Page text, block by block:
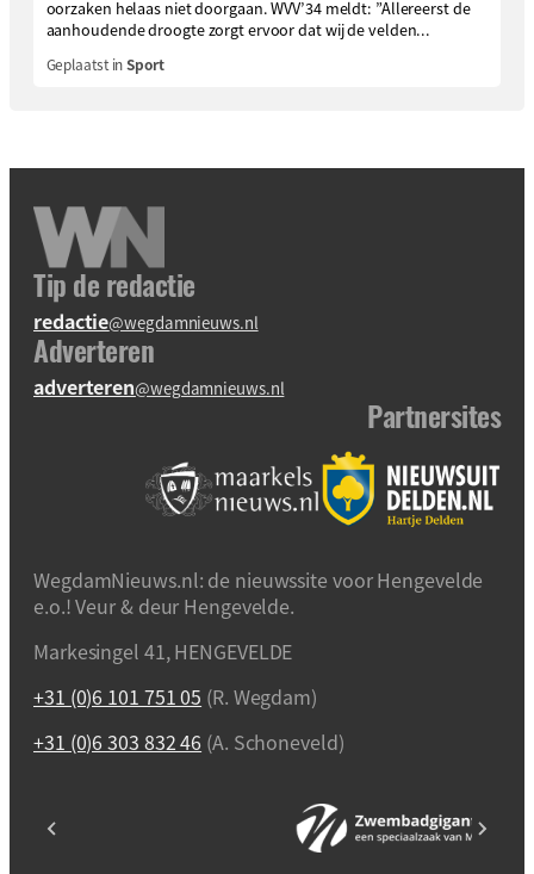
oorzaken helaas niet doorgaan. WVV’34 meldt: ”Allereerst de
aanhoudende droogte zorgt ervoor dat wij de velden...
Geplaatst inSport
Tip de redactie
redactie@wegdamnieuws.nl
Adverteren
adverteren@wegdamnieuws.nl
Partnersites
WegdamNieuws.nl: de nieuwssite voor Hengevelde
e.o.! Veur & deur Hengevelde.
Markesingel 41, HENGEVELDE
+31 (0)6 101 751 05 (R. Wegdam)
+31 (0)6 303 832 46 (A. Schoneveld)